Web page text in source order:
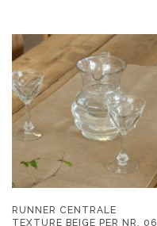
RUNNER CENTRALE
TEXTURE BEIGE PER NR. 06